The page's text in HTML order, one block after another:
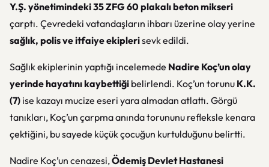
Y.Ş. yönetimindeki 35 ZFG 60 plakalı beton mikseri
çarptı. Çevredeki vatandaşların ihbarı üzerine olay yerine
sağlık, polis ve itfaiye ekiplerisevk edildi.
Sağlık ekiplerinin yaptığı incelemede Nadire Koç’un olay
yerinde hayatını kaybettiği belirlendi. Koç’un torunu K.K.
(7) ise kazayı mucize eseri yara almadan atlattı. Görgü
tanıkları, Koç’un çarpma anında torununu refleksle kenara
çektiğini, bu sayede küçük çocuğun kurtulduğunu belirtti.
Nadire Koç’un cenazesi,Ödemiş Devlet Hastanesi